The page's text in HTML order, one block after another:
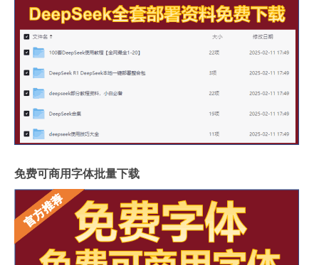
免费可商用字体批量下载